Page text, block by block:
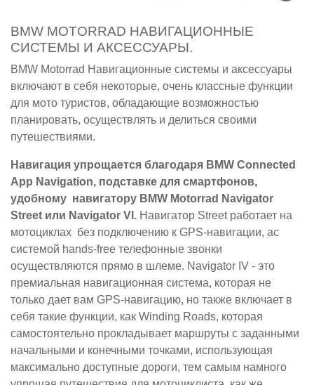
BMW MOTORRAD НАВИГАЦИОННЫЕ
СИСТЕМЫ И АКСЕССУАРЫ.
BMW Motorrad Навигационные системы и аксессуары
включают в себя некоторые, очень классные функции
для мото туристов, обладающие возможностью
планировать, осуществлять и делиться своими
путешествиями.
Навигация упрощается благодаря BMW Connected
App Navigation, подставке для смартфонов,
удобному навигатору BMW Motorrad Navigator
Street или Navigator VI. Навигатор Street работает на
мотоциклах без подключению к GPS-навигации, ас
системой hands-free телефонные звонки
осуществляются прямо в шлеме. Navigator IV - это
премиальная навигационная система, которая не
только дает вам GPS-навигацию, но также включает в
себя такие функции, как Winding Roads, которая
самостоятельно прокладывает маршруты с заданными
начальными и конечными точками, использующая
максимально доступные дороги, тем самым намного